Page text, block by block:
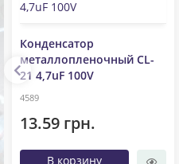
Конденсатор
металлопленочный CL-
21 4,7uF 100V
4589
13.59 грн.
В корзину